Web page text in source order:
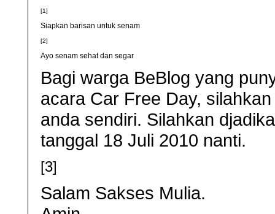
[1]
Siapkan barisan untuk senam
[2]
Ayo senam sehat dan segar
Bagi warga BeBlog yang
acara Car Free Day,
anda sendiri. Silahkan
tanggal 18 Juli 2010 nanti.
[3]
Salam Sakses Mulia.